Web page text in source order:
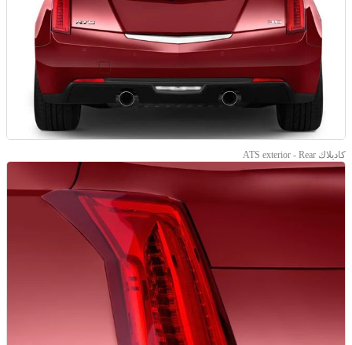
كاديلاك ATS exterior - Rear